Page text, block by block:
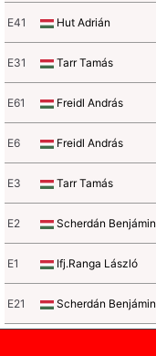
E41 Hut Adrián
E31 Tarr Tamás
E61 Freidl András
E6 Freidl András
E3 Tarr Tamás
E2 Scherdán Benjámin
E1 Ifj.Ranga László
E21 Scherdán Benjámin